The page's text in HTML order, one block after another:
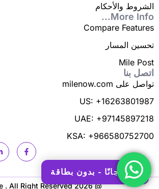
ابدأ مجانًا - بدون بطاقة
الشروط والأحكام
More Info...
Compare Features
تحسين المسار
Mile Post
اتصل بنا
تواصل على milenow.com
US: +16263801987
UAE: +97145897218
KSA: +966580752700
@ 2026 Mile . All Right Reserved